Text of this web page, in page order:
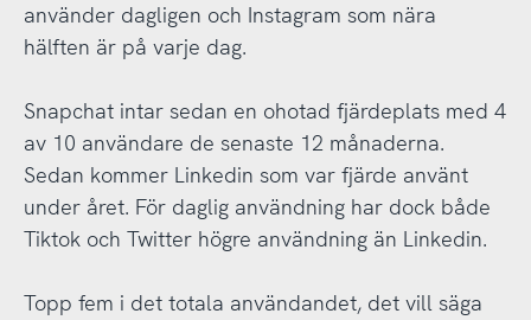
använder dagligen och Instagram som nära
hälften är på varje dag.
Snapchat intar sedan en ohotad fjärdeplats med 4
av 10 användare de senaste 12 månaderna.
Sedan kommer Linkedin som var fjärde använt
under året. För daglig användning har dock både
Tiktok och Twitter högre användning än Linkedin.
Topp fem i det totala användandet, det vill säga